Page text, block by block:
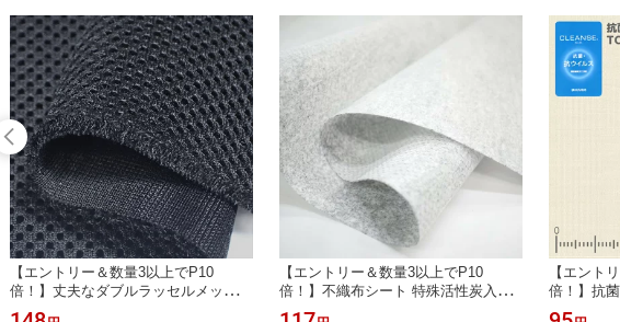
【エントリー＆数量3以上でP10
倍！】丈夫なダブルラッセルメッシュ
ブラック 厚手ハードタイプ150cm巾
【エントリー＆数量3以上でP10
倍！】不織布シート 特殊活性炭入り
消臭シート セミア(R)SEMIA(R)S-3タ
【エント
倍！】抗
TCブロー